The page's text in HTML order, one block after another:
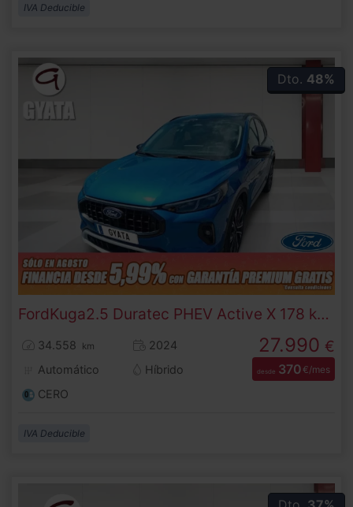
IVA Deducible
Dto. 48%
FordKuga 2.5 Duratec PHEV Active X 178 kW (243 CV)
34.558 km
2024
Automático
Híbrido
CERO
27.990 €
desde 370€/mes
IVA Deducible